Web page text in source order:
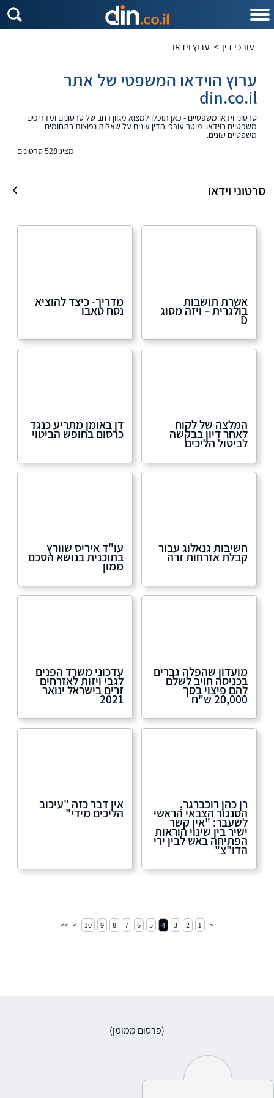
עורכי דין > ערוץ וידאו
ערוץ הוידאו המשפטי של אתר
din.co.il
סרטוני וידאו משפטיים - כאן תוכלו למצוא מגוון רחב של סרטונים ומדריכים
משפטיים בוידאו. מיטב עורכי הדין עונים על שאלות נפוצות בתחומים
משפטיים שונים.
מציג 528 סרטונים
סרטוני וידאו
אשרת תושבות
בולגרית – ויזה מסוג
D
מדריך- כיצד להוציא
נסח טאבו
המלצה של לקוח
לאחר דיון בבקשה
לביטול הליכים
דן באומן מתריע כנגד
כרסום בחופש הביטוי
חשיבות גנאלוג עבור
קבלת אזרחות זרה
עו"ד איריס שוורץ
בתוכנית בנושא הסכם
ממון
מועדון שהפלה גברים
בכניסה חויב לשלם
להם פיצוי בסך
20,000 ש"ח
עדכוני משרד הפנים
לגבי ויזות לאזרחים
זרים בישראל ינואר
2021
רן כהן רוכברגר,
הסנגור הצבאי הראשי
לשעבר: "אין קשר
ישיר בין שינוי הוראות
הפתיחה באש לבין ירי
הדו"צ"
אין דבר כזה "עיכוב
הליכים מידי"
1
2
3
4
5
6
7
8
9
10
(פרסום ממומן)